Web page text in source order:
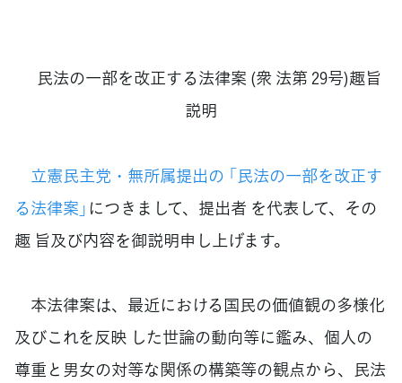
民法の一部を改正する法律案 (衆 法第 29号)趣旨
説明
立憲民主党・無所属提出の 「民法の一部を改正す
る法律案」 につきまして、提出者 を代表して、その
趣 旨及び内容を御説明申し上げます。
本法律案は、最近における国民の価値観の多様化
及びこれを反映 した世論の動向等に鑑み、個人の
尊重と男女の対等な関係の構築等の観点から、民法